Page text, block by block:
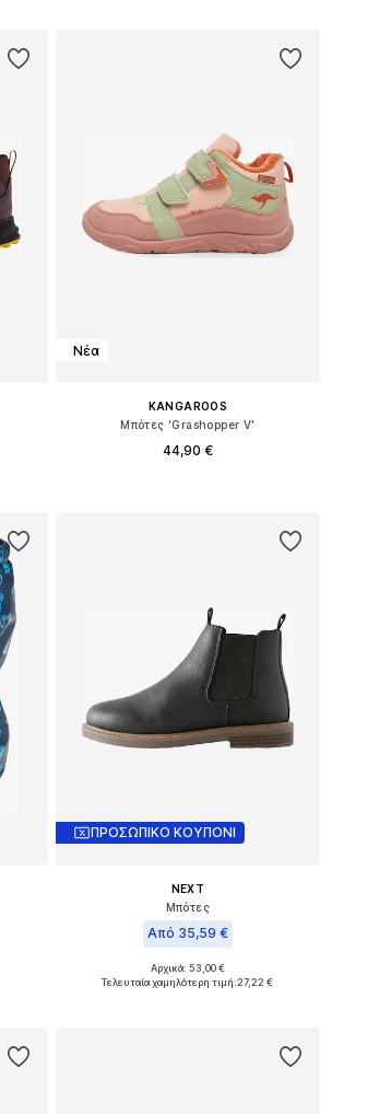
Νέα
KANGAROOS
Μπότες 'Grashopper V'
44,90 €
ΠΡΟΣΩΠΙΚΟ ΚΟΥΠΟΝΙ
NEXT
Μπότες
Από 35,59 €
Διαθέσιμο σε πολλά μεγέθη
Αρχικά: 53,00 €
Τελευταία χαμηλότερη τιμή:27,22 €